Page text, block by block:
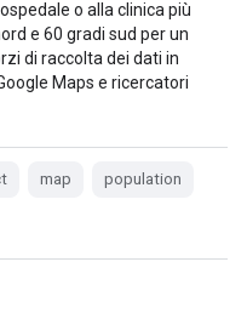
o alla clinica più
e 60 gradi sud per un
di raccolta dei dati in
Maps e ricercatori
map population